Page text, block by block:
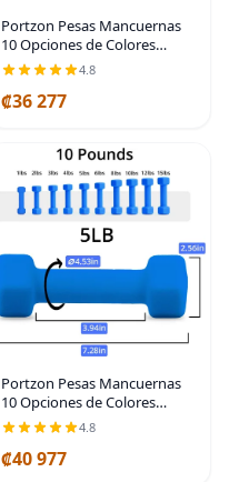
Portzon Pesas Mancuernas
10 Opciones de Colores
Compatibles con Juego de 2
Mancuernas de Neopreno, 1-
15 LB, Antideslizante, Anti-
4.8
₡36 277
Portzon Pesas Mancuernas
10 Opciones de Colores
Compatibles con Juego de 2
15 LB, Antideslizante, Anti-
4.8
₡40 977